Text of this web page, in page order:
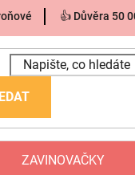
👍 Důvěra 50
ZAVINOVAČKY